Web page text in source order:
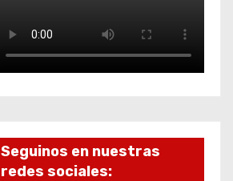
Seguinos en nuestras
redes sociales: